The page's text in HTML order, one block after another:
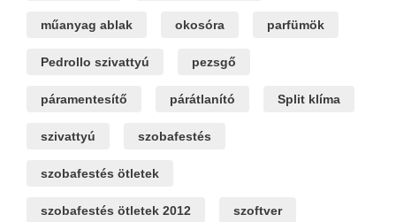
műanyag ablak okosóra parfümök
Pedrollo szivattyú pezsgő
páramentesítő párátlanító Split klíma
szivattyú szobafestés
szobafestés ötletek
szobafestés ötletek 2012 szoftver